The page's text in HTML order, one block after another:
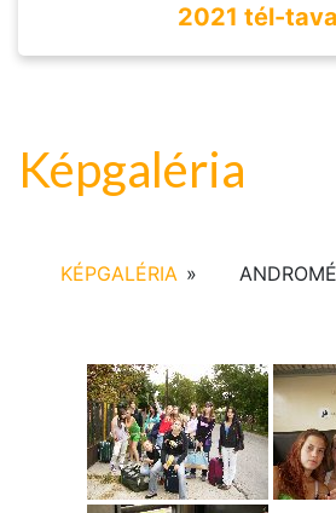
2021 tél-
Képgaléria
KÉPGALÉRIA »